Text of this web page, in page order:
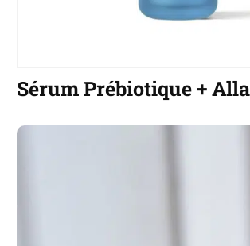
Sérum Prébiotique +